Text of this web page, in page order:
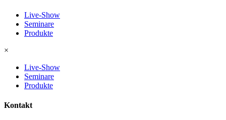
Live-Show
Seminare
Produkte
×
Live-Show
Seminare
Produkte
Kontakt